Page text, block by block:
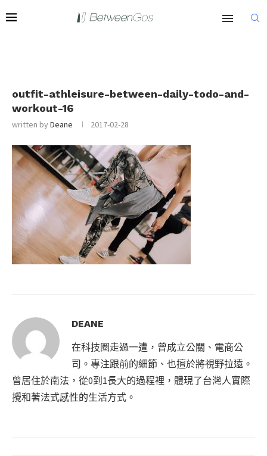
outfit-athleisure-between-daily-todo-and-
workout-16
written byDeane 2017-02-28
DEANE
在科技圈走過一遭，曾成立公關、電商公
司。專注跟前的細節、也擅於將視野拉遠。
曾居住於南法，從0到1長大的過程裡，體現了台灣人實際
攪和著法式感性的生活方式。